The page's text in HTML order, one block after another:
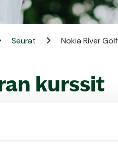
Seurat Nokia River Golf
kurssit